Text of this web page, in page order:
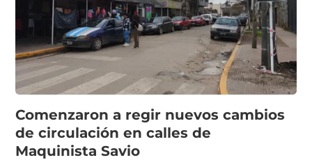
Comenzaron a regir nuevos cambios
de circulación en calles de
Maquinista Savio